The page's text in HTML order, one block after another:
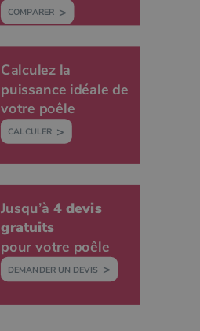
COMPARER
Calculez la
puissance idéale de
votre poêle
CALCULER
Jusqu’à 4 devis
gratuits
pour votre poêle
DEMANDER UN DEVIS